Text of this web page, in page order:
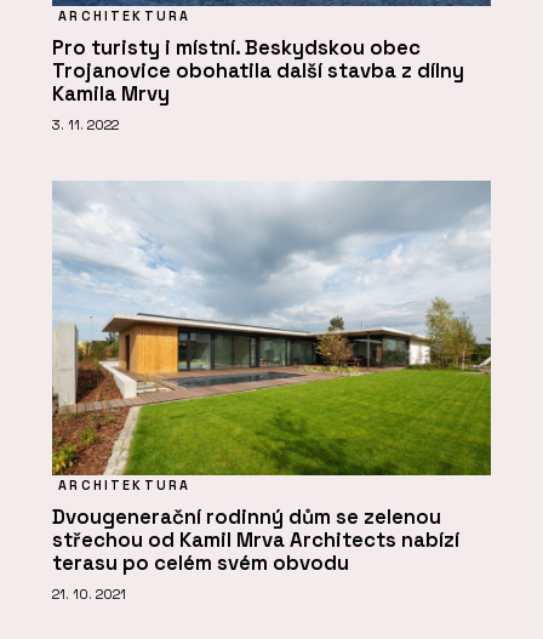
ARCHITEKTURA
Pro turisty i místní. Beskydskou obec
Trojanovice obohatila další stavba z dílny
Kamila Mrvy
3. 11. 2022
ARCHITEKTURA
Dvougenerační rodinný dům se zelenou
střechou od Kamil Mrva Architects nabízí
terasu po celém svém obvodu
21. 10. 2021